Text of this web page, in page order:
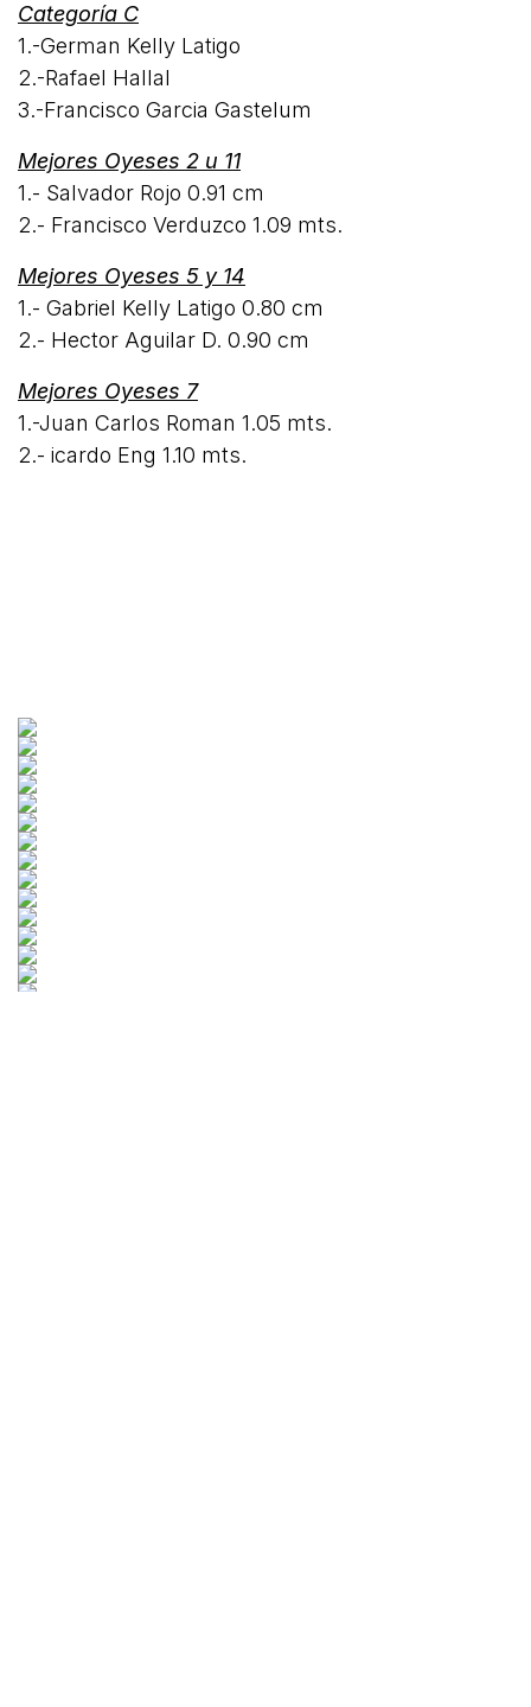
Categoría C
1.-German Kelly Latigo
2.-Rafael Hallal
3.-Francisco Garcia Gastelum
Mejores Oyeses 2 u 11
1.- Salvador Rojo 0.91 cm
2.- Francisco Verduzco 1.09 mts.
Mejores Oyeses 5 y 14
1.- Gabriel Kelly Latigo 0.80 cm
2.- Hector Aguilar D. 0.90 cm
Mejores Oyeses 7
1.-Juan Carlos Roman 1.05 mts.
2.- icardo Eng 1.10 mts.